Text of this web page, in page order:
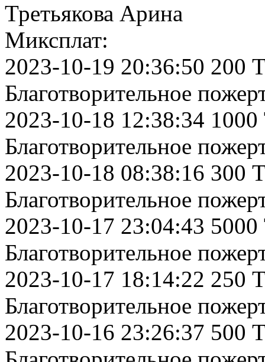
Третьякова Арина
Миксплат:
2023-10-19 20:36:50 200
Благотворительное
2023-10-18 12:38:34 1000
Благотворительное
2023-10-18 08:38:16 300
Благотворительное
2023-10-17 23:04:43 5000
Благотворительное
2023-10-17 18:14:22 250
Благотворительное
2023-10-16 23:26:37 500